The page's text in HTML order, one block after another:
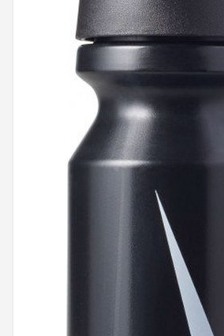
Stadsfietsen
Elektrische fietsen
Mountainbikes
POPULAIRE MERKEN